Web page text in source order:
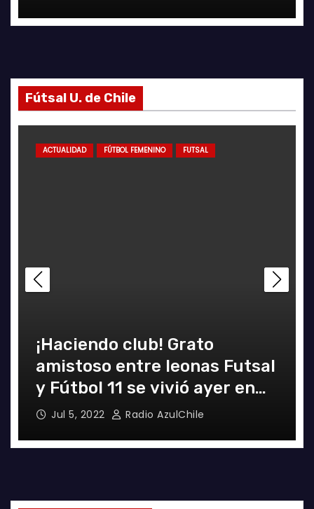
Fútsal U. de Chile
ACTUALIDAD FÚTBOL FEMENINO FUTSAL
¡Haciendo club! Grato
amistoso entre leonas Futsal
y Fútbol 11 se vivió ayer en
La Florida
Jul 5, 2022 Radio AzulChile